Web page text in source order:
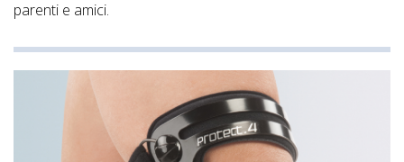
parenti e amici.